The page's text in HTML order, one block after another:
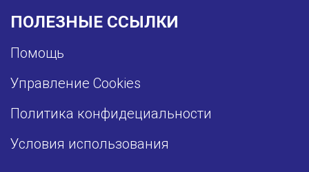
ПОЛЕЗНЫЕ ССЫЛКИ
Помощь
Управление Cookies
Политика конфидециальности
Условия использования